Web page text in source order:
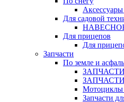
Аксессуары
Для садовой
Для прицепов
Для
Запчасти
По земле и
Мотоциклы
Запчасти